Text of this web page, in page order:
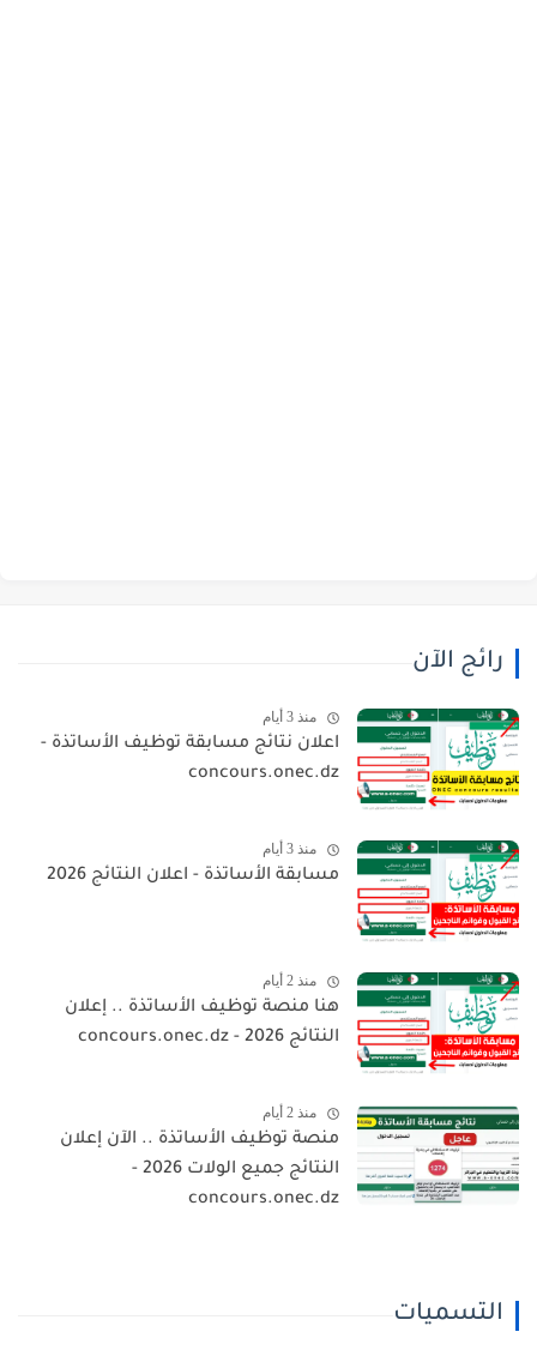
رائج الآن
منذ 3 أيام
اعلان نتائج مسابقة توظيف الأساتذة -
concours.onec.dz
منذ 3 أيام
مسابقة الأساتذة - اعلان النتائج 2026
منذ 2 أيام
هنا منصة توظيف الأساتذة .. إعلان
النتائج 2026 - concours.onec.dz
منذ 2 أيام
منصة توظيف الأساتذة .. الآن إعلان
النتائج جميع الولات 2026 -
concours.onec.dz
التسميات